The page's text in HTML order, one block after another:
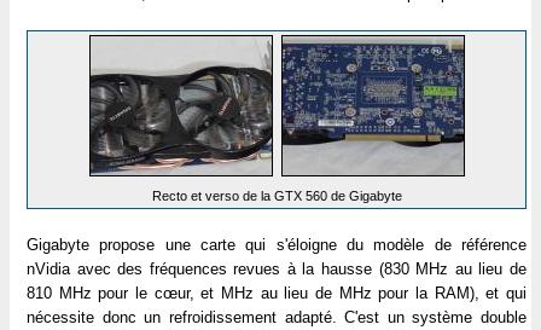
Recto et verso de la GTX 560 de Gigabyte
Gigabyte propose une carte qui s'éloigne du modèle de référence
nVidia avec des fréquences revues à la hausse (830 MHz au lieu de
810 MHz pour le cœur, et MHz au lieu de MHz pour la RAM), et qui
nécessite donc un refroidissement adapté. C'est un système double